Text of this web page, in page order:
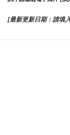
[最新更新日期：請填